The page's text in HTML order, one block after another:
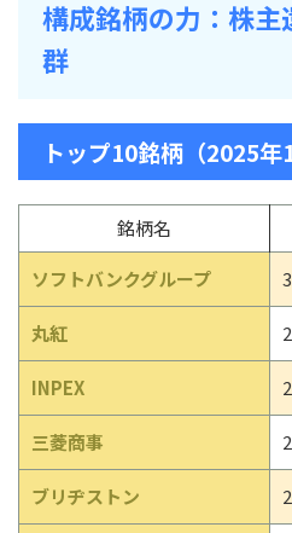
構成銘柄の力：株主
群
トップ10銘柄（2025年
銘柄名
ソフトバンクグループ
丸紅
INPEX
三菱商事
ブリヂストン